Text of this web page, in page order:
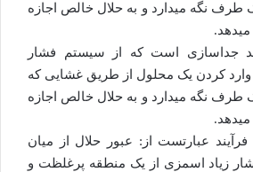
طرف نگه میدارد و به حلال خالص اجازه
جداسازی است که از سیستم فشار
وارد کردن یک محلول از طریق غشایی که
طرف نگه میدارد و به حلال خالص اجازه
عبارتست از: عبور حلال از میان
زیاد اسمزی از یک منطقه پرغلظت و